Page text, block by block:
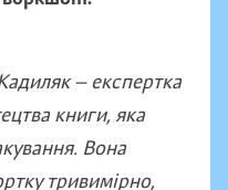
— експертка
книги, яка
Вона
тривимірно,